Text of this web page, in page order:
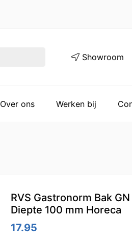
Showroom
Over ons Werken bij
RVS Gastronorm Bak
Diepte 100 mm Horeca
17.95